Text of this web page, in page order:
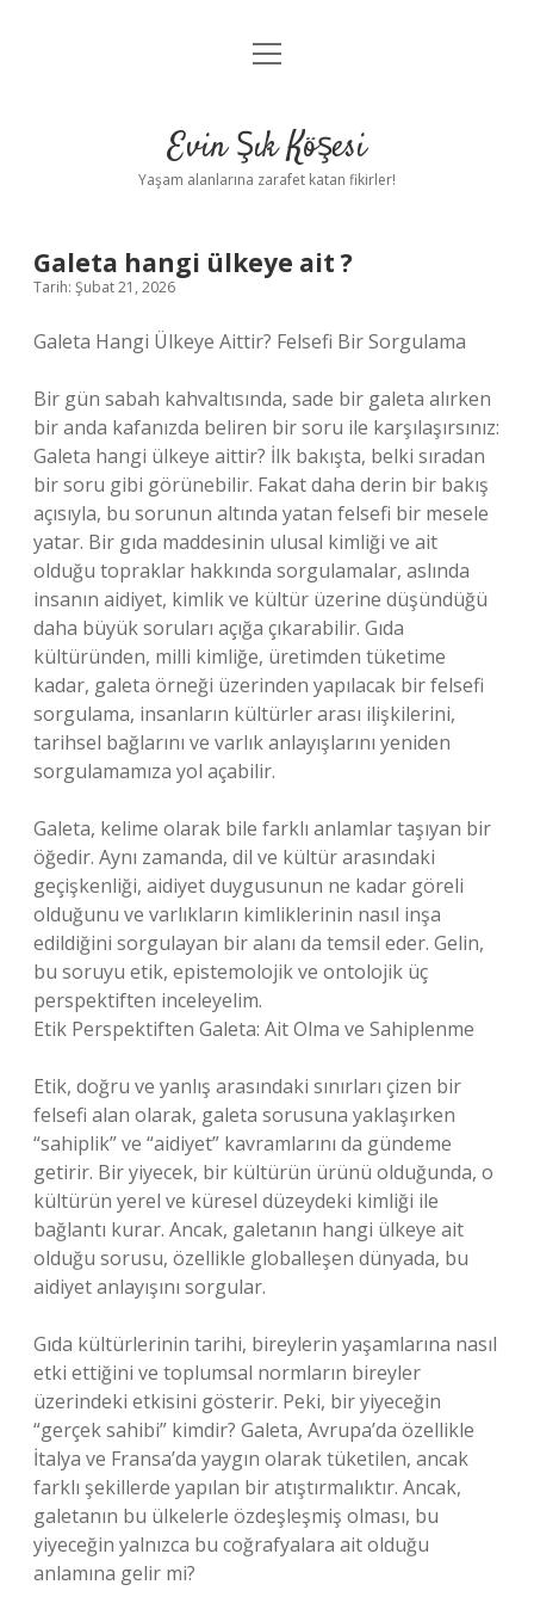
Anasayfa
Yasal Uyarı
menüyü
Evin Şık Köşesi
Yaşam alanlarına zarafet katan fikirler!
Galeta hangi ülkeye ait ?
Tarih: Şubat 21, 2026
Galeta Hangi Ülkeye Aittir? Felsefi Bir Sorgulama
Bir gün sabah kahvaltısında, sade bir galeta alırken
bir anda kafanızda beliren bir soru ile karşılaşırsınız:
Galeta hangi ülkeye aittir? İlk bakışta, belki sıradan
bir soru gibi görünebilir. Fakat daha derin bir bakış
açısıyla, bu sorunun altında yatan felsefi bir mesele
yatar. Bir gıda maddesinin ulusal kimliği ve ait
olduğu topraklar hakkında sorgulamalar, aslında
insanın aidiyet, kimlik ve kültür üzerine düşündüğü
daha büyük soruları açığa çıkarabilir. Gıda
kültüründen, milli kimliğe, üretimden tüketime
kadar, galeta örneği üzerinden yapılacak bir felsefi
sorgulama, insanların kültürler arası ilişkilerini,
tarihsel bağlarını ve varlık anlayışlarını yeniden
sorgulamamıza yol açabilir.
Galeta, kelime olarak bile farklı anlamlar taşıyan bir
öğedir. Aynı zamanda, dil ve kültür arasındaki
geçişkenliği, aidiyet duygusunun ne kadar göreli
olduğunu ve varlıkların kimliklerinin nasıl inşa
edildiğini sorgulayan bir alanı da temsil eder. Gelin,
bu soruyu etik, epistemolojik ve ontolojik üç
perspektiften inceleyelim.
Etik Perspektiften Galeta: Ait Olma ve Sahiplenme
Etik, doğru ve yanlış arasındaki sınırları çizen bir
felsefi alan olarak, galeta sorusuna yaklaşırken
“sahiplik” ve “aidiyet” kavramlarını da gündeme
getirir. Bir yiyecek, bir kültürün ürünü olduğunda, o
kültürün yerel ve küresel düzeydeki kimliği ile
bağlantı kurar. Ancak, galetanın hangi ülkeye ait
olduğu sorusu, özellikle globalleşen dünyada, bu
aidiyet anlayışını sorgular.
Gıda kültürlerinin tarihi, bireylerin yaşamlarına nasıl
etki ettiğini ve toplumsal normların bireyler
üzerindeki etkisini gösterir. Peki, bir yiyeceğin
“gerçek sahibi” kimdir? Galeta, Avrupa’da özellikle
İtalya ve Fransa’da yaygın olarak tüketilen, ancak
farklı şekillerde yapılan bir atıştırmalıktır. Ancak,
galetanın bu ülkelerle özdeşleşmiş olması, bu
yiyeceğin yalnızca bu coğrafyalara ait olduğu
anlamına gelir mi?